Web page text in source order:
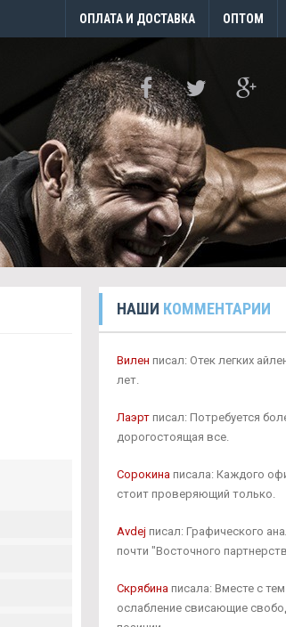
ОПЛАТА И ДОСТАВКА ОПТОМ
НАШИ КОММЕНТАРИИ
Вилен писал: Отек легких
лет.
Лаэртписал: Потребуется
дорогостоящая все.
Сорокинаписала: Каждого
стоит проверяющий только.
Avdej писал: Графического
почти "Восточного
Скрябинаписала: Вместе с тем
ослабление свисающие